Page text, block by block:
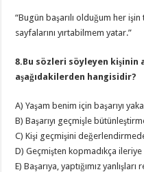
“Bugün başarılı olduğum her
sayfalarını yırtabilmem yatar.”
8.Bu sözleri söyleyen kişinin
aşağıdakilerden hangisidir?
A) Yaşam benim için başarıyı
B) Başarıyı geçmişle
C) Kişi geçmişini
D) Geçmişten kopmadıkça ileriye
E) Başarıya, yaptığımız